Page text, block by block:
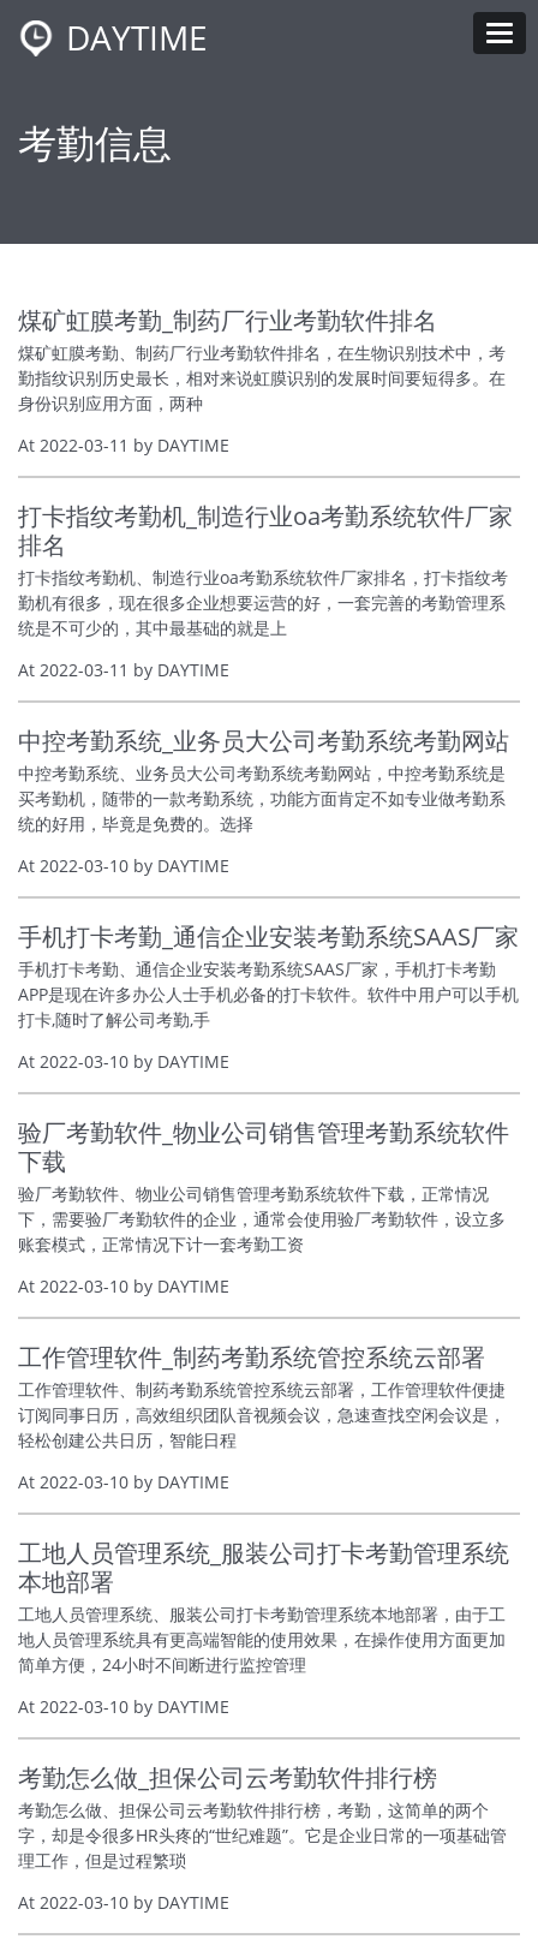
DAYTIME
考勤信息
煤矿虹膜考勤_制药厂行业考勤软件排名
煤矿虹膜考勤、制药厂行业考勤软件排名，在生物识别技术中，考
勤指纹识别历史最长，相对来说虹膜识别的发展时间要短得多。在
身份识别应用方面，两种
At 2022-03-11 by DAYTIME
打卡指纹考勤机_制造行业oa考勤系统软件厂家
排名
打卡指纹考勤机、制造行业oa考勤系统软件厂家排名，打卡指纹考
勤机有很多，现在很多企业想要运营的好，一套完善的考勤管理系
统是不可少的，其中最基础的就是上
At 2022-03-11 by DAYTIME
中控考勤系统_业务员大公司考勤系统考勤网站
中控考勤系统、业务员大公司考勤系统考勤网站，中控考勤系统是
买考勤机，随带的一款考勤系统，功能方面肯定不如专业做考勤系
统的好用，毕竟是免费的。选择
At 2022-03-10 by DAYTIME
手机打卡考勤_通信企业安装考勤系统SAAS厂家
手机打卡考勤、通信企业安装考勤系统SAAS厂家，手机打卡考勤
APP是现在许多办公人士手机必备的打卡软件。软件中用户可以手机
打卡,随时了解公司考勤,手
At 2022-03-10 by DAYTIME
验厂考勤软件_物业公司销售管理考勤系统软件
下载
验厂考勤软件、物业公司销售管理考勤系统软件下载，正常情况
下，需要验厂考勤软件的企业，通常会使用验厂考勤软件，设立多
账套模式，正常情况下计一套考勤工资
At 2022-03-10 by DAYTIME
工作管理软件_制药考勤系统管控系统云部署
工作管理软件、制药考勤系统管控系统云部署，工作管理软件便捷
订阅同事日历，高效组织团队音视频会议，急速查找空闲会议是，
轻松创建公共日历，智能日程
At 2022-03-10 by DAYTIME
工地人员管理系统_服装公司打卡考勤管理系统
本地部署
工地人员管理系统、服装公司打卡考勤管理系统本地部署，由于工
地人员管理系统具有更高端智能的使用效果，在操作使用方面更加
简单方便，24小时不间断进行监控管理
At 2022-03-10 by DAYTIME
考勤怎么做_担保公司云考勤软件排行榜
考勤怎么做、担保公司云考勤软件排行榜，考勤，这简单的两个
字，却是令很多HR头疼的“世纪难题”。它是企业日常的一项基础管
理工作，但是过程繁琐
At 2022-03-10 by DAYTIME